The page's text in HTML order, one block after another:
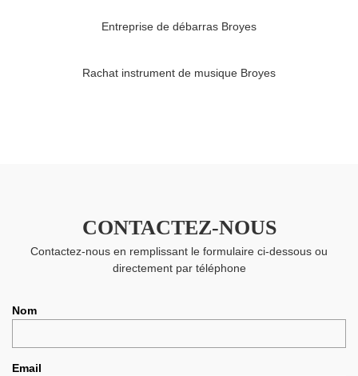
Entreprise de débarras Broyes
Rachat instrument de musique Broyes
CONTACTEZ-NOUS
Contactez-nous en remplissant le formulaire ci-dessous ou
directement par téléphone
Nom
Email